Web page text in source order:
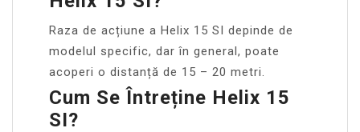
Raza de acțiune a Helix 15 SI depinde de
modelul specific, dar în general, poate
acoperi o distanță de 15 – 20 metri.
Cum Se Întreține Helix 15
SI?